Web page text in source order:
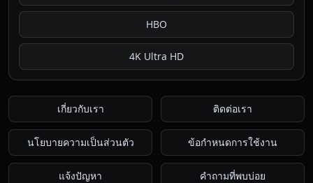
HBO
4K Ultra HD
เกี่ยวกับเรา ติดต่อเรา
นโยบายความเป็นส่วนตัว ข้อกำหนดการใช้งาน
แจ้งปัญหา คำถามที่พบบ่อย